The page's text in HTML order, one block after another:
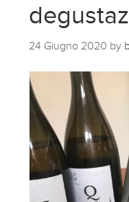
24 Giugno 2020 by